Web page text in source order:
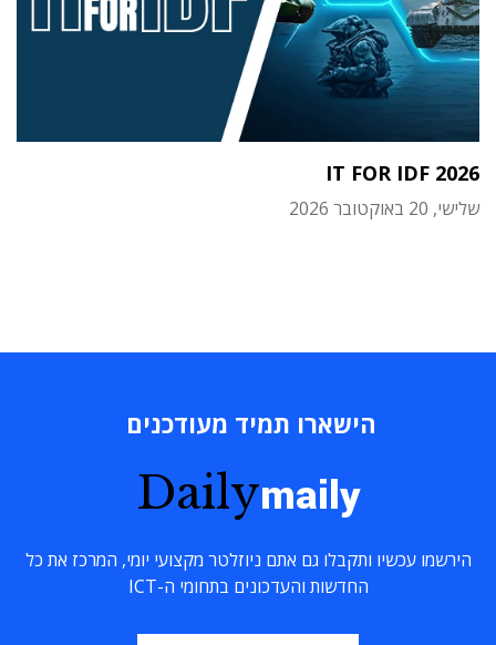
IT FOR IDF 2026
שלישי, 20 באוקטובר 2026
הישארו תמיד מעודכנים
Dailymaily
הירשמו עכשיו ותקבלו גם אתם ניוזלטר מקצועי יומי, המרכז את כל
החדשות והעדכונים בתחומי ה-ICT